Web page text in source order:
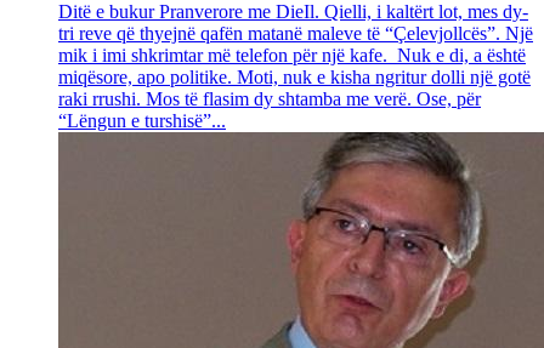
Ditë e bukur Pranverore me DieIl. Qielli, i kaltërt lot, mes dy-
tri reve që thyejnë qafën matanë maleve të “Çelevjollcës”. Një
mik i imi shkrimtar më telefon për një kafe. Nuk e di, a është
miqësore, apo politike. Moti, nuk e kisha ngritur dolli një gotë
raki rrushi. Mos të flasim dy shtamba me verë. Ose, për
“Lëngun e turshisë”...